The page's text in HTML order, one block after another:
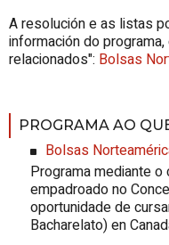
A resolución e as listas
información do
relacionados": Bolsas
PROGRAMA AO
Bolsas
Programa mediante o
empadroado no
oportunidade de
Bacharelato) en